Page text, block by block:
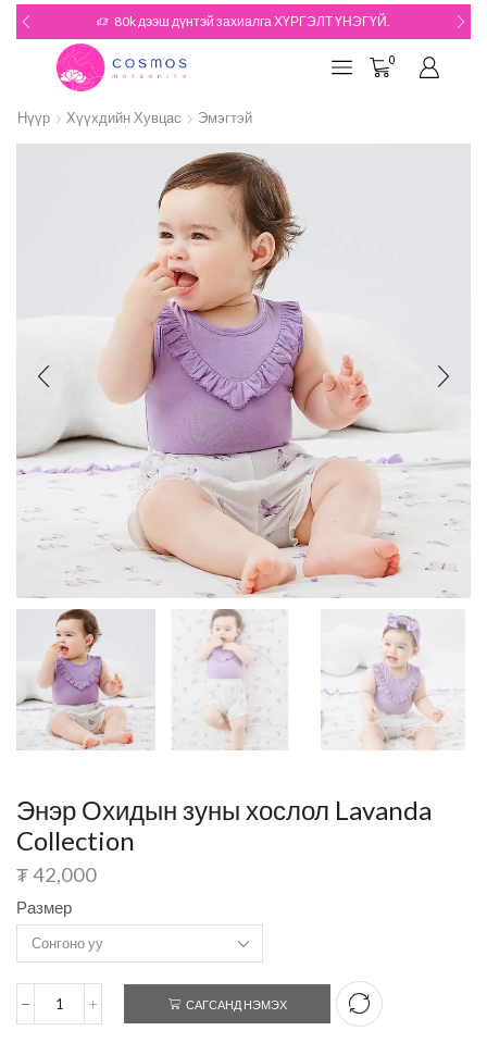
180k дээш дүнтэй захиалгын БЭЛЭГТЭЙ
0
Нүүр Хүүхдийн Хувцас Эмэгтэй
Энэр Охидын зуны хослол Lavanda
Collection
₮42,000
Размер
САГСАНД НЭМЭХ